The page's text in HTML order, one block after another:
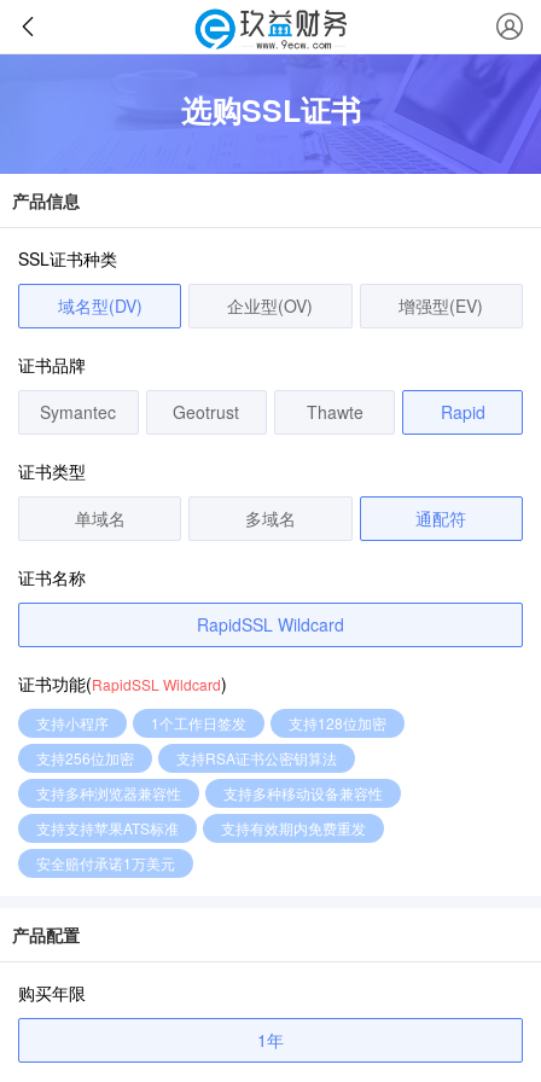
选购SSL证书
产品信息
SSL证书种类
域名型(DV)
企业型(OV) 增强型(EV)
证书品牌
Symantec
Geotrust Thawte Rapid
证书类型
单域名
多域名 通配符
证书名称
RapidSSL Wildcard
证书功能(RapidSSL Wildcard)
支持小程序 1个工作日签发
支持128位加密
支持256位加密
支持RSA证书公密钥算法
支持多种浏览器兼容性
支持多种移动设备兼容性
支持支持苹果ATS标准
支持有效期内免费重发
安全赔付承诺1万美元
产品配置
购买年限
1年